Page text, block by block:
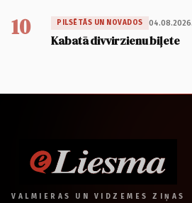
10 PILSĒTĀS UN NOVADOS 04.08.2026.
Kabatā divvirzienu biļete
VALMIERAS UN VIDZEMES ZIŅAS